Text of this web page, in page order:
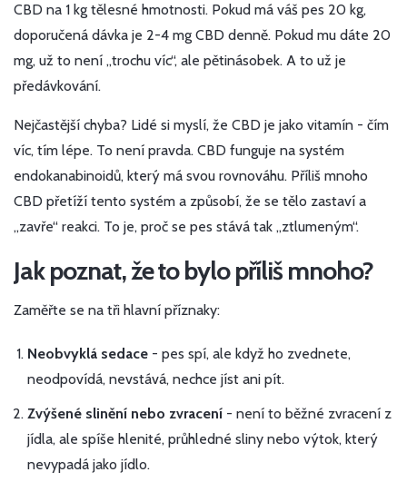
CBD na 1 kg tělesné hmotnosti. Pokud má váš pes 20 kg,
doporučená dávka je 2-4 mg CBD denně. Pokud mu dáte 20
mg, už to není „trochu víc“, ale pětinásobek. A to už je
předávkování.
Nejčastější chyba? Lidé si myslí, že CBD je jako vitamín - čím
víc, tím lépe. To není pravda. CBD funguje na systém
endokanabinoidů, který má svou rovnováhu. Příliš mnoho
CBD přetíží tento systém a způsobí, že se tělo zastaví a
„zavře“ reakci. To je, proč se pes stává tak „ztlumeným“.
Jak poznat, že to bylo příliš mnoho?
Zaměřte se na tři hlavní příznaky:
Neobvyklá sedace - pes spí, ale když ho zvednete,
neodpovídá, nevstává, nechce jíst ani pít.
Zvýšené slinění nebo zvracení - není to běžné zvracení z
jídla, ale spíše hlenité, průhledné sliny nebo výtok, který
nevypadá jako jídlo.